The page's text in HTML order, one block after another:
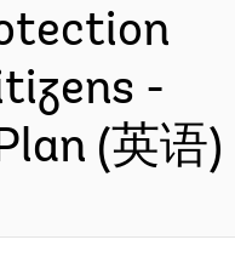
-
(英语)